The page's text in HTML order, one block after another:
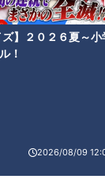
ズ】２０２６夏～小
！
2026/08/09